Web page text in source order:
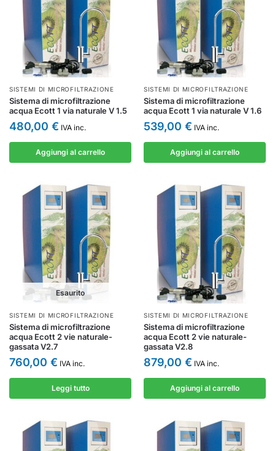
SISTEMI DI MICROFILTRAZIONE
Sistema di microfiltrazione
acqua Ecott 1 via naturale V 1.5
480,00 € IVA inc.
Aggiungi al carrello
SISTEMI DI MICROFILTRAZIONE
Sistema di microfiltrazione
acqua Ecott 1 via naturale V 1.6
539,00 € IVA inc.
Aggiungi al carrello
Esaurito
SISTEMI DI MICROFILTRAZIONE
Sistema di microfiltrazione
acqua Ecott 2 vie naturale-
gassata V2.7
760,00 € IVA inc.
Leggi tutto
SISTEMI DI MICROFILTRAZIONE
Sistema di microfiltrazione
acqua Ecott 2 vie naturale-
gassata V2.8
879,00 € IVA inc.
Aggiungi al carrello